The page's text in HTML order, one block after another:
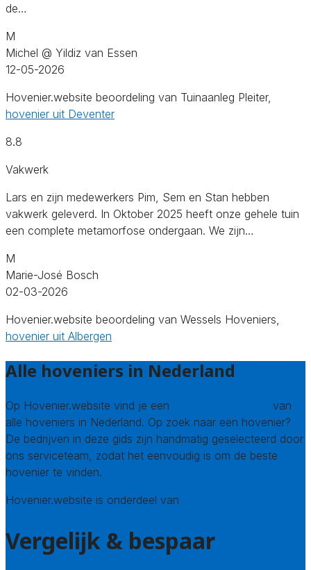
de…
M
Michel @ Yildiz van Essen
12-05-2026
Hovenier.website beoordeling van Tuinaanleg Pleiter,
hovenier uit Deventer
8.8
Vakwerk
Lars en zijn medewerkers Pim, Sem en Stan hebben
vakwerk geleverd. In Oktober 2025 heeft onze gehele tuin
een complete metamorfose ondergaan. We zijn…
M
Marie-José Bosch
02-03-2026
Hovenier.website beoordeling van Wessels Hoveniers,
hovenier uit Albergen
Alle hoveniers in Nederland
Op Hovenier.website vind je een
van
alle hoveniers in Nederland. Op zoek naar een hovenier?
De bedrijven in deze gids zijn handmatig geselecteerd door
ons serviceteam, zodat het eenvoudig is om de beste
hovenier te vinden.
Hovenier.website is onderdeel van
Vergelijk & bespaar